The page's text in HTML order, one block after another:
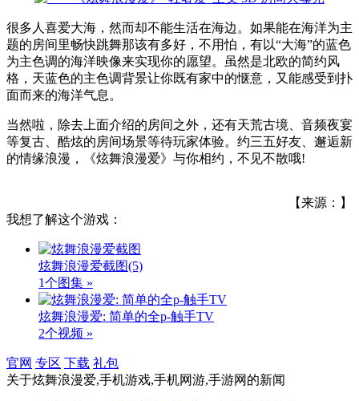
很多人喜爱大海，然而却不能生活在海边。如果能在海洋为主
题的房间里畅快跳舞那该有多好，不用怕，有以“大海”的蓝色
为主色调的海洋映像来实现你的愿望。虽然是北欧的简约风
格，天蓝色的主色调背景让你既有家中的惬意，又能感受到扑
面而来的海洋气息。
当然啦，除去上面介绍的房间之外，还有天荒古境、音频夜宴
等复古、酷炫的房间场景等待玩家体验。约三五好友、邂逅新
的情缘浪漫，《炫舞浪漫爱》与你相约，不见不散哦!
【来源：】
我想了解这个游戏：
炫舞浪漫爱截图(5)
1个图集 »
炫舞浪漫爱: 简单的全p-触手TV
2个视频 »
官网 专区 下载 礼包
关于炫舞浪漫爱,手机游戏,手机网游,手游网 的新闻